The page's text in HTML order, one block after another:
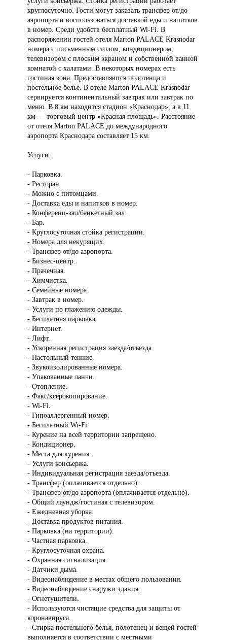
круглосуточно. Гости могут заказать трансфер от/до
аэропорта и воспользоваться доставкой еды и напитков
в номер. Среди удобств бесплатный Wi-Fi. В
распоряжении гостей отеля Marton PALACE Krasnodar
номера с письменным столом, кондиционером,
телевизором с плоским экраном и собственной ванной
комнатой с халатами. В некоторых номерах есть
гостиная зона. Предоставляются полотенца и
постельное белье. В отеле Marton PALACE Krasnodar
сервируется континентальный завтрак или завтрак по
меню. В 8 км находится стадион «Краснодар», а в 11
км — торговый центр «Красная площадь». Расстояние
от отеля Marton PALACE до международного
аэропорта Краснодара составляет 15 км.
Услуги:
- Парковка.
- Ресторан.
- Можно с питомцами.
- Доставка еды и напитков в номер.
- Конференц-зал/банкетный зал.
- Бар.
- Круглосуточная стойка регистрации.
- Номера для некурящих.
- Трансфер от/до аэропорта.
- Бизнес-центр.
- Прачечная.
- Химчистка.
- Семейные номера.
- Завтрак в номер.
- Услуги по глажению одежды.
- Бесплатная парковка.
- Интернет.
- Лифт.
- Ускоренная регистрация заезда/отъезда.
- Настольный теннис.
- Звукоизолированные номера.
- Упакованные ланчи.
- Отопление.
- Факс/ксерокопирование.
- Wi-Fi.
- Гипоаллергенный номер.
- Бесплатный Wi-Fi.
- Курение на всей территории запрещено.
- Кондиционер.
- Места для курения.
- Услуги консьержа.
- Индивидуальная регистрация заезда/отъезда.
- Трансфер (оплачивается отдельно).
- Трансфер от/до аэропорта (оплачивается отдельно).
- Общий лаундж/гостиная с телевизором.
- Ежедневная уборка.
- Доставка продуктов питания.
- Парковка (на территории).
- Частная парковка.
- Круглосуточная охрана.
- Охранная сигнализация.
- Датчики дыма.
- Видеонаблюдение в местах общего пользования.
- Видеонаблюдение снаружи здания.
- Огнетушители.
- Используются чистящие средства для защиты от
коронавируса.
- Стирка постельного белья, полотенец и вещей гостей
выполняется в соответствии с местными